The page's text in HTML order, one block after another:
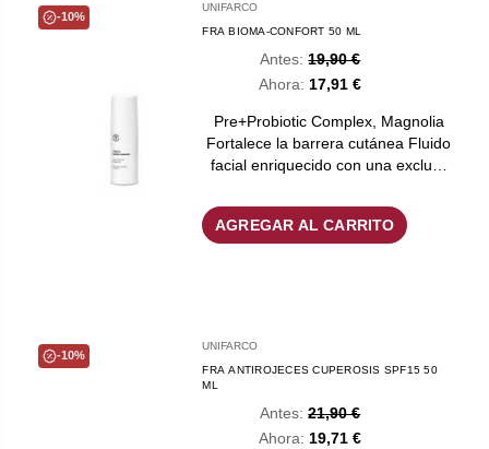
-10%
UNIFARCO
FRA BIOMA-CONFORT 50 ML
Ahora: 17,91 €
Antes: 19,90 €
Pre+Probiotic Complex, Magnolia
Fortalece la barrera cutánea Fluido
facial enriquecido con una exclu…
AGREGAR AL CARRITO
-10%
UNIFARCO
FRA ANTIROJECES CUPEROSIS SPF15 50
ML
Ahora: 19,71 €
Antes: 21,90 €